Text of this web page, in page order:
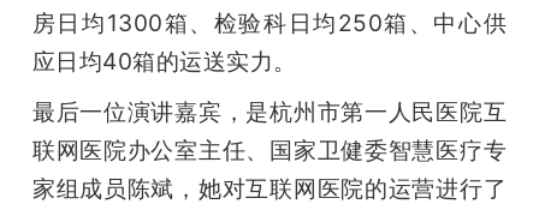
房日均1300箱、检验科日均250箱、中心供
应日均40箱的运送实力。
最后一位演讲嘉宾，是杭州市第一人民医院互
联网医院办公室主任、国家卫健委智慧医疗专
家组成员陈斌，她对互联网医院的运营进行了